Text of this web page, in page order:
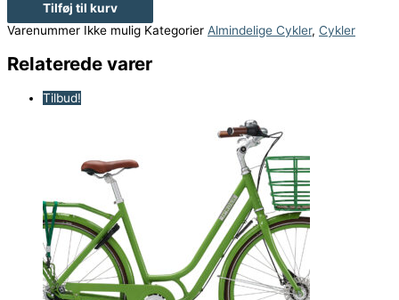
Tilføj til kurv
Varenummer Ikke mulig Kategorier Almindelige Cykler, Cykler
Relaterede varer
Tilbud!